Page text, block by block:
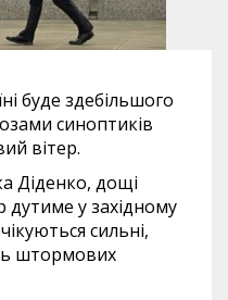
буде здебільшого
синоптиків
вітер.
Діденко, дощі
дутиме у західному
сильні,
штормових